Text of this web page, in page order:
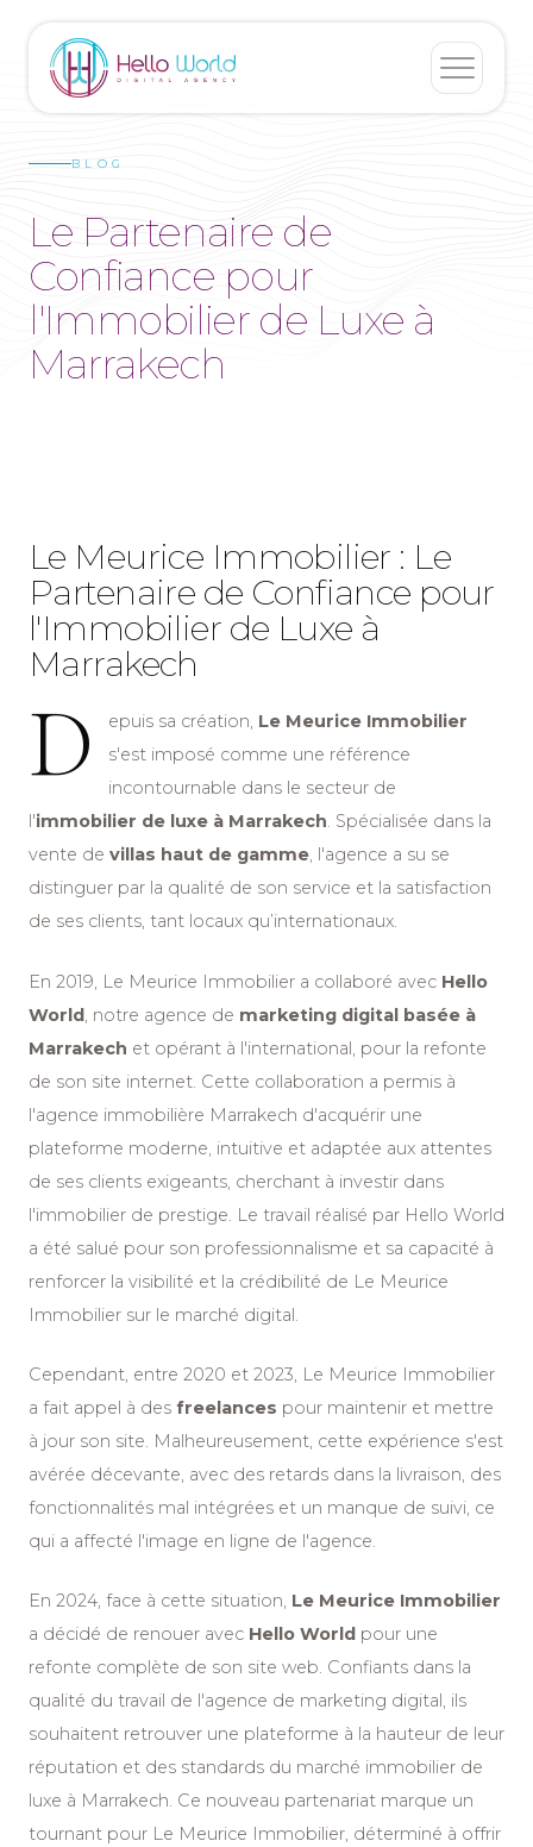
BLOG
Le Partenaire de
Confiance pour
l'Immobilier de Luxe à
Marrakech
Le Meurice Immobilier : Le
Partenaire de Confiance pour
l'Immobilier de Luxe à
Marrakech
D epuis sa création, Le Meurice Immobilier
s'est imposé comme une référence
incontournable dans le secteur de
l'immobilier de luxe à Marrakech. Spécialisée dans la
vente de villas haut de gamme, l'agence a su se
distinguer par la qualité de son service et la satisfaction
de ses clients, tant locaux qu’internationaux.
En 2019, Le Meurice Immobilier a collaboré avec Hello
World , notre agence de marketing digital basée à
Marrakech et opérant à l'international, pour la refonte
de son site internet. Cette collaboration a permis à
l'agence immobilière Marrakech d'acquérir une
plateforme moderne, intuitive et adaptée aux attentes
de ses clients exigeants, cherchant à investir dans
l'immobilier de prestige. Le travail réalisé par Hello World
a été salué pour son professionnalisme et sa capacité à
renforcer la visibilité et la crédibilité de Le Meurice
Immobilier sur le marché digital.
Cependant, entre 2020 et 2023, Le Meurice Immobilier
a fait appel à des freelances pour maintenir et mettre
à jour son site. Malheureusement, cette expérience s'est
avérée décevante, avec des retards dans la livraison, des
fonctionnalités mal intégrées et un manque de suivi, ce
qui a affecté l'image en ligne de l'agence.
En 2024, face à cette situation, Le Meurice Immobilier
a décidé de renouer avec Hello World pour une
refonte complète de son site web. Confiants dans la
qualité du travail de l'agence de marketing digital, ils
souhaitent retrouver une plateforme à la hauteur de leur
réputation et des standards du marché immobilier de
luxe à Marrakech. Ce nouveau partenariat marque un
tournant pour Le Meurice Immobilier, déterminé à offrir